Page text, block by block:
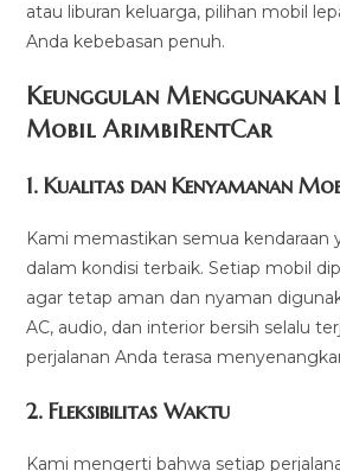
atau liburan keluarga, pilihan mobil
Anda kebebasan penuh.
Keunggulan Menggunakan
Mobil ArimbiRentCar
1.Kualitas dan Kenyamanan
Kami memastikan semua kendaraan
dalam kondisi terbaik. Setiap mobil
agar tetap aman dan nyaman
AC, audio, dan interior bersih selalu
perjalanan Anda terasa
2.Fleksibilitas Waktu
Kami mengerti bahwa setiap